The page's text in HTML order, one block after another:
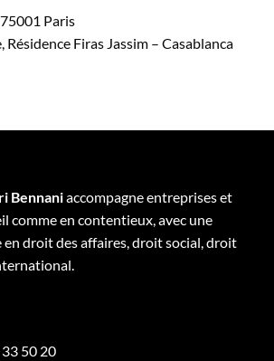
Paris
Firas Jassim – Casablanca
Bennaniaccompagne entreprises et
comme en contentieux, avec une
droit des affaires, droit social, droit
50 20